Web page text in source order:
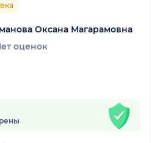
Оксана Магарамовна
оценок